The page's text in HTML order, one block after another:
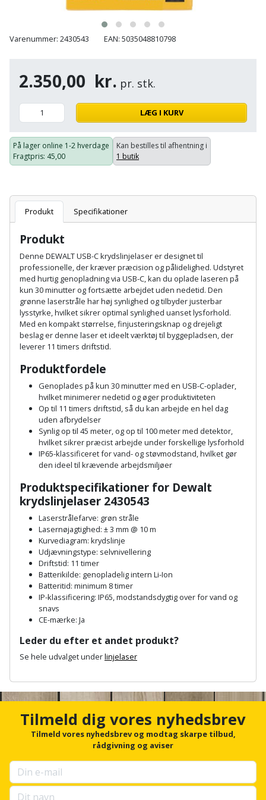
Sand
og
grus
Skruer,
bolte
møtrikker
Skunklem
Søm
Sternbeklædning
Tag
og
tagplader
Terrassebrædder
Terrasseopklodsning
byggeri
Træ
Vinduer
WinWin
plader
Markeringsværktøj
Mejsel
Nedstryger
Økse
Oliekande
Palleløfter
Polsøger
Profilsaks
og
snor
Renseservietter
wipes
Saks
Savbuk
Savklinge
Skraber
Skruestik
Skruetvinge
Slibeartikler
Smøring
og
rustopløser
Flisevibrator
Føringsskinne
Fugepistol
Fugtmåler
Gipsskruemaskine
Girafsliber
tilbehør
Høvl
Industristøvsuger
Kantfræser
Kantlimer
Kap-
geringssav
Kerneboremaskine
Klippeværktøj
Kombokit
Kompressor
Lader
Ligesliber
Limpistol
Loddekolbe
Luftværktøj
Malersprøjte
Gummibåd
kajak
Havemøbler
Havepleje
Haveslange
Havetilbehør
Hegn
Højbede
Højtaler
Hylder
og
fritid
Køkkenudstyr
Lommelygte
Merchandise
Mobiltilbehør
Pavillon
pleje
Plantekasser
Postkassestander
Varenummer: 2430543 EAN: 5035048810798
2.350,00 kr. pr. stk.
LÆG I KURV
På lager online 1-2 hverdage
Fragtpris: 45,00
Kan bestilles til afhentning i
1 butik
Produkt Specifikationer
Produkt
Denne DEWALT USB-C krydslinjelaser er designet til
professionelle, der kræver præcision og pålidelighed. Udstyret
med hurtig genopladning via USB-C, kan du oplade laseren på
kun 30 minutter og fortsætte arbejdet uden nedetid. Den
grønne laserstråle har høj synlighed og tilbyder justerbar
lysstyrke, hvilket sikrer optimal synlighed uanset lysforhold.
Med en kompakt størrelse, finjusteringsknap og drejeligt
beslag er denne laser et ideelt værktøj til byggepladsen, der
leverer 11 timers driftstid.
Produktfordele
Genoplades på kun 30 minutter med en USB-C-oplader,
hvilket minimerer nedetid og øger produktiviteten
Op til 11 timers driftstid, så du kan arbejde en hel dag
uden afbrydelser
Synlig op til 45 meter, og op til 100 meter med detektor,
hvilket sikrer præcist arbejde under forskellige lysforhold
IP65-klassificeret for vand- og støvmodstand, hvilket gør
den ideel til krævende arbejdsmiljøer
Produktspecifikationer for Dewalt
krydslinjelaser 2430543
Laserstrålefarve: grøn stråle
Lasernøjagtighed: ± 3 mm @ 10 m
Kurvediagram: krydslinje
Udjævningstype: selvnivellering
Driftstid: 11 timer
Batterikilde: genopladelig intern Li-Ion
Batteritid: minimum 8 timer
IP-klassificering: IP65, modstandsdygtig over for vand og
snavs
CE-mærke: Ja
Leder du efter et andet produkt?
Se hele udvalget underlinjelaser
c
r
u
p
Tilmeld dig vores nyhedsbrev
Tilmeld vores nyhedsbrev og modtag skarpe tilbud,
rådgivning og aviser